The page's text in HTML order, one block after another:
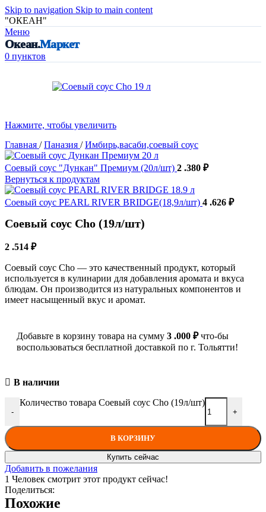
Skip to navigation Skip to main content
"ОКЕАН"
Меню
Океан.Маркет
0 пунктов
Нажмите, чтобы увеличить
Главная / Паназия / Имбирь,васаби,соевый соус
Соевый соус "Дункан" Премиум (20л/шт) 2 .380 ₽
Вернуться к продуктам
Соевый соус PEARL RIVER BRIDGE(18,9л/шт) 4 .626 ₽
Соевый соус Cho (19л/шт)
2 .514 ₽
Соевый соус Cho — это качественный продукт, который
используется в кулинарии для добавления аромата и вкуса
блюдам. Он производится из натуральных компонентов и
имеет насыщенный вкус и аромат.
Добавьте в корзину товара на сумму 3 .000 ₽что-бы
воспользоваться бесплатной доставкой по г. Тольятти!
В наличии
-
Количество товара Соевый соус Cho (19л/шт)
+
В КОРЗИНУ
Купить сейчас
Добавить в пожелания
1 Человек смотрит этот продукт сейчас!
Поделиться:
Похожие